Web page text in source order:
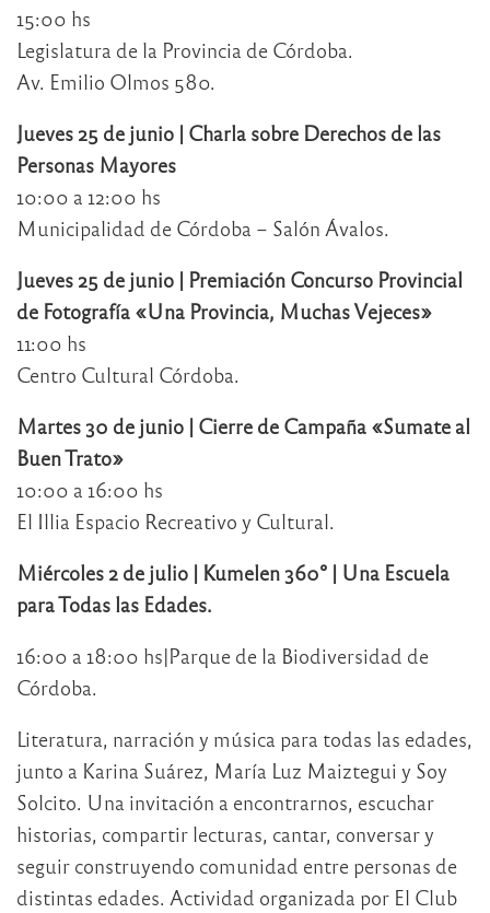
15:00 hs
Legislatura de la Provincia de Córdoba.
Av. Emilio Olmos 580.
Jueves 25 de junio | Charla sobre Derechos de las
Personas Mayores
10:00 a 12:00 hs
Municipalidad de Córdoba – Salón Ávalos.
Jueves 25 de junio | Premiación Concurso Provincial
de Fotografía «Una Provincia, Muchas Vejeces»
11:00 hs
Centro Cultural Córdoba.
Martes 30 de junio | Cierre de Campaña «Sumate al
Buen Trato»
10:00 a 16:00 hs
El Illia Espacio Recreativo y Cultural.
Miércoles 2 de julio | Kumelen 360° | Una Escuela
para Todas las Edades.
16:00 a 18:00 hs|Parque de la Biodiversidad de
Córdoba.
Literatura, narración y música para todas las edades,
junto a Karina Suárez, María Luz Maiztegui y Soy
Solcito. Una invitación a encontrarnos, escuchar
historias, compartir lecturas, cantar, conversar y
seguir construyendo comunidad entre personas de
distintas edades. Actividad organizada por El Club